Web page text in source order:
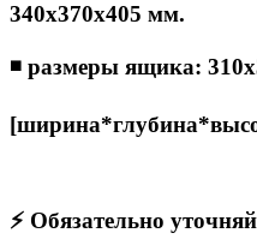
340х370х405 мм.
◾ размеры ящика:
⚡ Обязательно